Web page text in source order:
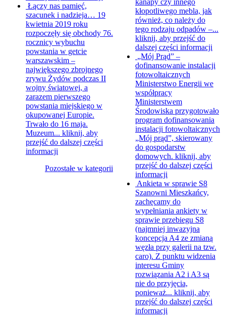
Łączy nas pamięć,
szacunek i nadzieja… 19
kwietnia 2019 roku
rozpoczęły się obchody 76.
rocznicy wybuchu
powstania w getcie
warszawskim –
największego zbrojnego
zrywu Żydów podczas II
wojny światowej, a
zarazem pierwszego
powstania miejskiego w
okupowanej Europie.
Trwało do 16 maja.
Muzeum... kliknij, aby
przejść do dalszej części
informacji
Pozostałe w kategorii
kłopotliwego mebla, jak
również, co należy do
tego rodzaju odpadów –...
kliknij, aby przejść do
dalszej części informacji
„Mój Prąd” –
dofinansowanie instalacji
fotowoltaicznych
Ministerstwo Energii we
współpracy
Ministerstwem
Środowiska przygotowało
program dofinansowania
instalacji fotowoltaicznych
„Mój prąd”, skierowany
do gospodarstw
domowych. kliknij, aby
przejść do dalszej części
informacji
Ankieta w sprawie S8
Szanowni Mieszkańcy,
zachęcamy do
wypełniania ankiety w
sprawie przebiegu S8
(najmniej inwazyjna
koncepcja A4 ze zmianą
węzła przy galerii na tzw.
caro). Z punktu widzenia
interesu Gminy
rozwiązania A2 i A3 są
nie do przyjęcia,
ponieważ... kliknij, aby
przejść do dalszej części
informacji